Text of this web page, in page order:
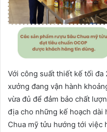
Với công suất thiết kế tối đa
xưởng đang vận hành
vừa đủ để đảm bảo chất
địa cho những kế hoạch dài
Chua mỹ tửu hướng tới việc